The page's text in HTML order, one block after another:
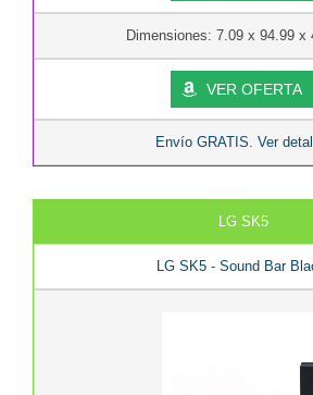
Dimensiones: 7.09 x 94.99 x
VER OFERTA
Envío GRATIS. Ver
LG SK5
LG SK5 - Sound Bar